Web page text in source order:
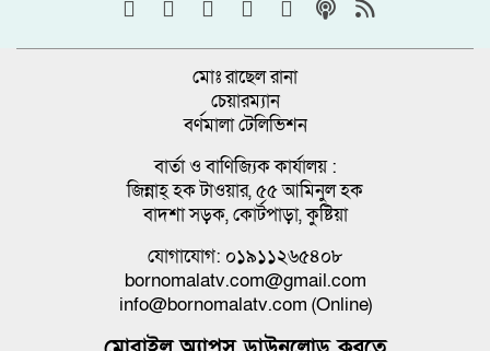
মোঃ রাছেল রানা
চেয়ারম্যান
বর্ণমালা টেলিভিশন
বার্তা ও বাণিজ্যিক কার্যালয় :
জিন্নাহ্ হক টাওয়ার, ৫৫ আমিনুল হক
বাদশা সড়ক, কোর্টপাড়া, কুষ্টিয়া
যোগাযোগ: ০১৯১১২৬৫৪০৮
bornomalatv.com@gmail.com
info@bornomalatv.com (Online)